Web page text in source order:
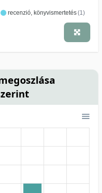
recenzió, könyvismertetés(1)